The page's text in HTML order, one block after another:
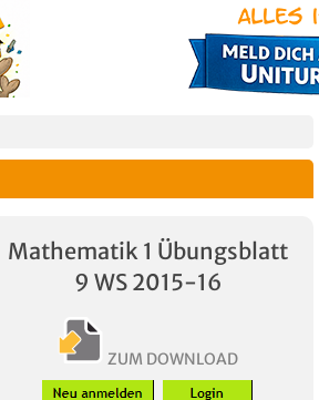
Mathematik 1 Übungsblatt
9 WS 2015-16
ZUM DOWNLOAD